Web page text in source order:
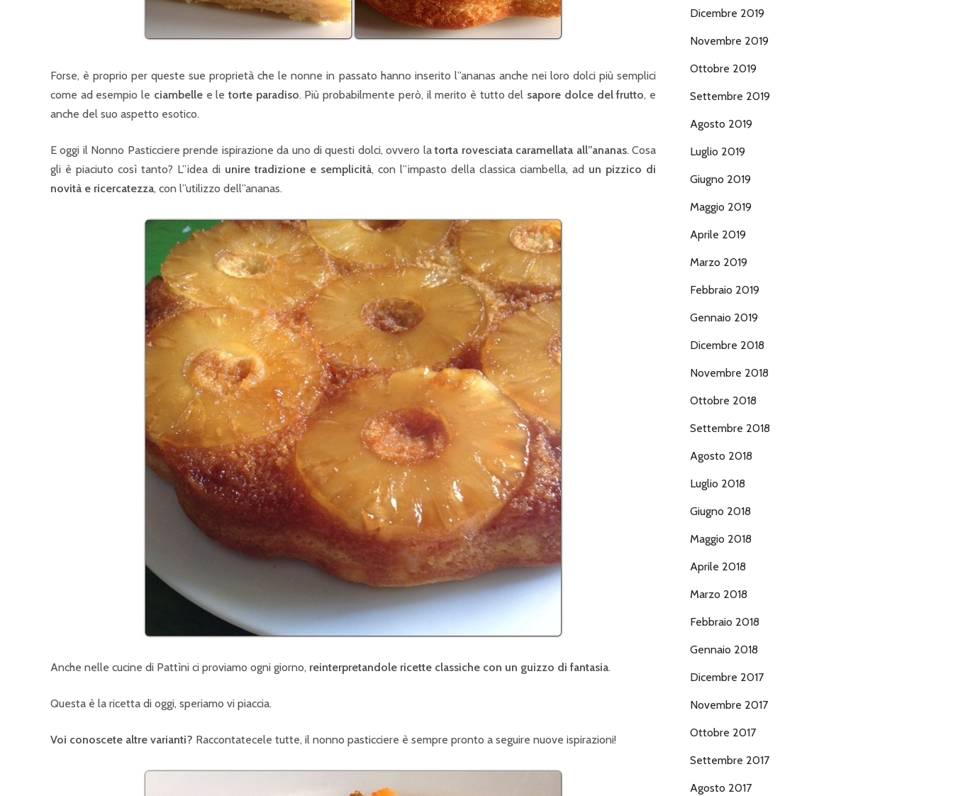
Forse, è proprio per queste sue proprietà che le nonne in passato hanno inserito l”ananas anche nei loro dolci più semplici
come ad esempio le ciambellee letorte paradiso. Più probabilmente però, il merito è tutto del sapore dolce del frutto, e
anche del suo aspetto esotico.
E oggi il Nonno Pasticciere prende ispirazione da uno di questi dolci, ovvero latorta rovesciata caramellata all”ananas. Cosa
gli è piaciuto così tanto? L”idea di unire tradizione e semplicità, con l”impasto della classica ciambella, ad un pizzico di
novità e ricercatezza, con l”utilizzo dell”ananas.
Anche nelle cucine di Pattìni ci proviamo ogni giorno, reinterpretandole ricette classiche con un guizzo di fantasia.
Questa è la ricetta di oggi, speriamo vi piaccia.
Voi conoscete altre varianti? Raccontatecele tutte, il nonno pasticciere è sempre pronto a seguire nuove ispirazioni!
Dicembre 2019
Novembre 2019
Ottobre 2019
Settembre 2019
Agosto 2019
Luglio 2019
Giugno 2019
Maggio 2019
Aprile 2019
Marzo 2019
Febbraio 2019
Gennaio 2019
Dicembre 2018
Novembre 2018
Ottobre 2018
Settembre 2018
Agosto 2018
Luglio 2018
Giugno 2018
Maggio 2018
Aprile 2018
Marzo 2018
Febbraio 2018
Gennaio 2018
Dicembre 2017
Novembre 2017
Ottobre 2017
Settembre 2017
Agosto 2017